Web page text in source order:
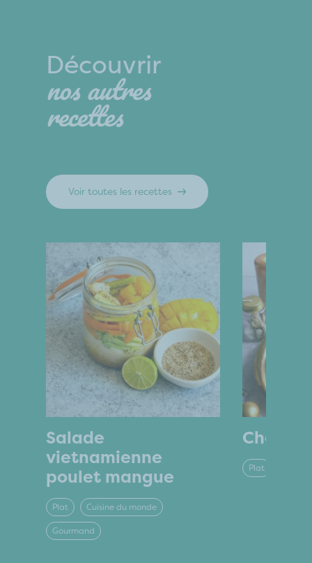
Découvrir
nos autres
recettes
Voir toutes les recettes
Salade
vietnamienne
poulet mangue
Plat Cuisine du monde
Gourmand
Plat